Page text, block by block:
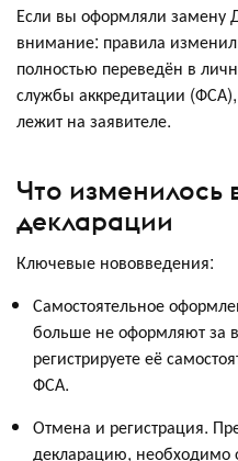
Если вы оформляли замену
внимание: правила
полностью переведён в
службы аккредитации (ФСА),
лежит на заявителе.
Что изменилось
декларации
Ключевые нововведения:
Самостоятельное
больше не оформляют за
регистрируете её
ФСА.
Отмена и регистрация.
декларацию, необходимо